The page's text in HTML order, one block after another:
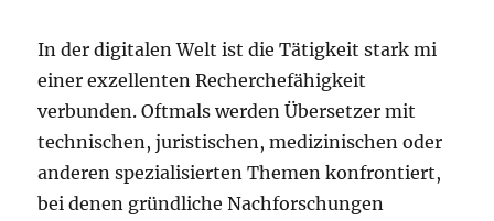
In der digitalen Welt ist die Tätigkeit stark mi
einer exzellenten Recherchefähigkeit
verbunden. Oftmals werden Übersetzer mit
technischen, juristischen, medizinischen oder
anderen spezialisierten Themen konfrontiert,
bei denen gründliche Nachforschungen